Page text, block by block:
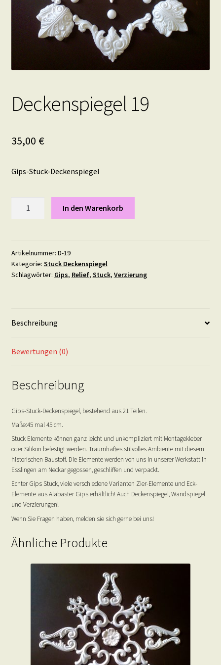
Deckenspiegel 19
35,00 €
Gips-Stuck-Deckenspiegel
In den Warenkorb
Artikelnummer: D-19
Kategorie: Stuck Deckenspiegel
Schlagwörter: Gips, Relief, Stuck, Verzierung
Beschreibung
Bewertungen (0)
Beschreibung
Gips-Stuck-Deckenspiegel, bestehend aus 21 Teilen.
Maße:45 mal 45 cm.
Stuck Elemente können ganz leicht und unkompliziert mit Montagekleber
oder Silikon befestigt werden. Traumhaftes stilvolles Ambiente mit diesem
historischen Baustoff. Die Elemente werden von uns in unserer Werkstatt in
Esslingen am Neckar gegossen, geschliffen und verpackt.
Echter Gips Stuck, viele verschiedene Varianten Zier-Elemente und Eck-
Elemente aus Alabaster Gips erhältlich! Auch Deckenspiegel, Wandspiegel
und Verzierungen!
Wenn Sie Fragen haben, melden sie sich gerne bei uns!
Ähnliche Produkte